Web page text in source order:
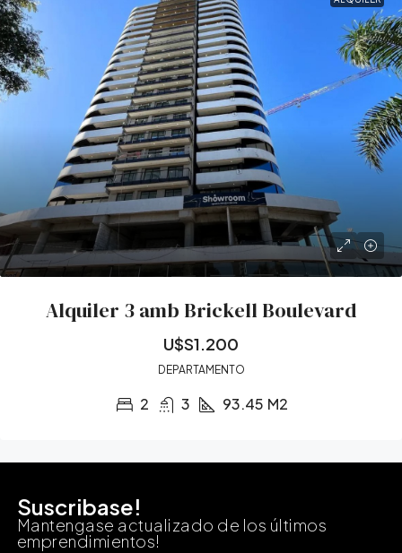
Alquiler 3 amb Brickell Boulevard
U$S1.200
DEPARTAMENTO
2 3 93.45 M2
Suscribase!
Mantengase actualizado de los últimos
emprendimientos!